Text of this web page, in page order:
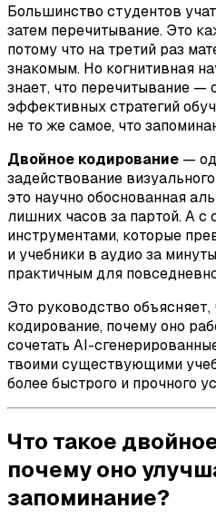
Большинство студентов
затем перечитывание. Это
потому что на третий раз
знакомым. Но когнитивная
знает, что перечитывание —
эффективных стратегий
не то же самое, что
Двойное кодирование —
задействование
это научно обоснованная
лишних часов за партой. А
инструментами, которые
и учебники в аудио за
практичным для
Это руководство объясняет,
кодирование, почему оно
сочетать AI-
твоими существующими
более быстрого и прочного
Что такое
почему оно
запоминание?